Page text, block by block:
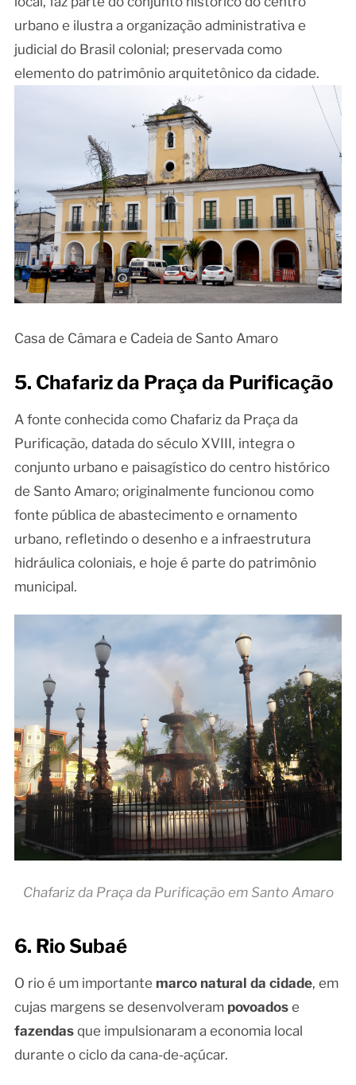
urbano e ilustra a organização administrativa e
judicial do Brasil colonial; preservada como
elemento do patrimônio arquitetônico da cidade.
Casa de Câmara e Cadeia de Santo Amaro
5. Chafariz da Praça da Purificação
A fonte conhecida como Chafariz da Praça da
Purificação, datada do século XVIII, integra o
conjunto urbano e paisagístico do centro histórico
de Santo Amaro; originalmente funcionou como
fonte pública de abastecimento e ornamento
urbano, refletindo o desenho e a infraestrutura
hidráulica coloniais, e hoje é parte do patrimônio
municipal.
Chafariz da Praça da Purificação em Santo Amaro
6. Rio Subaé
O rio é um importante marco natural da cidade, em
cujas margens se desenvolveram povoadose
fazendasque impulsionaram a economia local
durante o ciclo da cana-de-açúcar.